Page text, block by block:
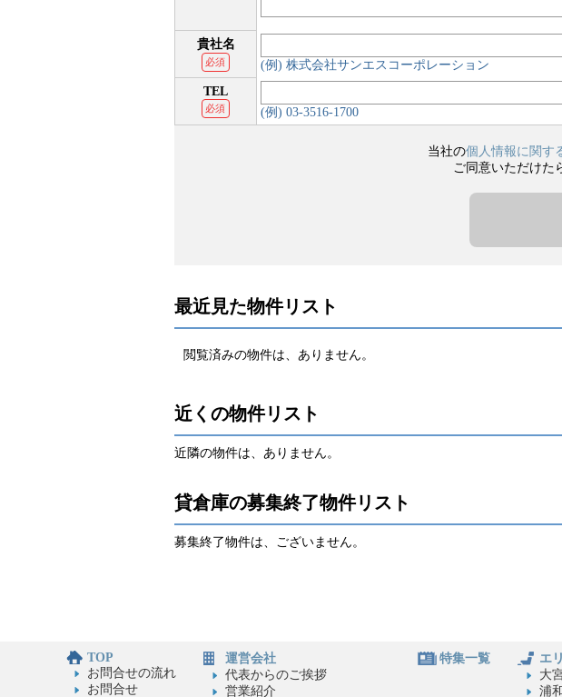
貴社名
必須 (例) 株式会社サンエスコーポレーション
TEL
必須 (例) 03-3516-1700
当社の個人情報に関す
ご同意いただけた
最近見た物件リスト
閲覧済みの物件は、ありません。
近くの物件リスト
近隣の物件は、ありません。
貸倉庫の募集終了物件リスト
募集終了物件は、ございません。
TOP
お問合せの流れ
お問合せ
運営会社
代表からのご挨拶
営業紹介
特集一覧
エ
大
浦